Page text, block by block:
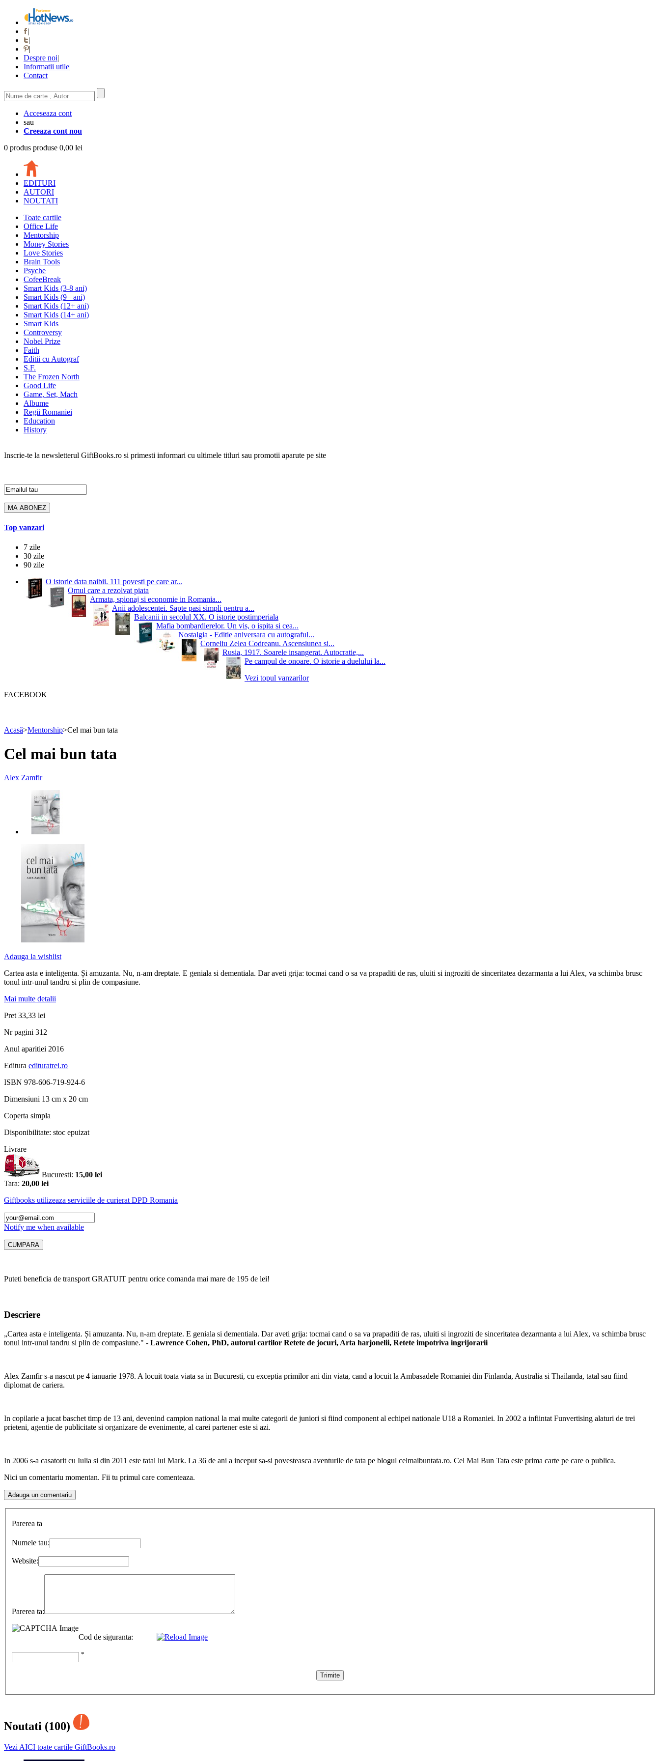
|
|
|
Despre noi|
Informatii utile|
Contact
Acceseaza cont
sau
Creeaza cont nou
0 produs produse 0,00 lei
EDITURI
AUTORI
NOUTATI
Toate cartile
Office Life
Mentorship
Money Stories
Love Stories
Brain Tools
Psyche
CofeeBreak
Smart Kids (3-8 ani)
Smart Kids (9+ ani)
Smart Kids (12+ ani)
Smart Kids (14+ ani)
Smart Kids
Controversy
Nobel Prize
Faith
Editii cu Autograf
S.F.
The Frozen North
Good Life
Game, Set, Mach
Albume
Regii Romaniei
Education
History
Inscrie-te la newsletterul GiftBooks.ro si primesti informari cu ultimele titluri sau promotii aparute pe site
Top vanzari
7 zile
30 zile
90 zile
O istorie data naibii. 111 povesti pe care ar...
Omul care a rezolvat piata
Armata, spionaj si economie in Romania...
Anii adolescentei. Sapte pasi simpli pentru a...
Balcanii in secolul XX. O istorie postimperiala
Mafia bombardierelor. Un vis, o ispita si cea...
Nostalgia - Editie aniversara cu autograful...
Corneliu Zelea Codreanu. Ascensiunea si...
Rusia, 1917. Soarele insangerat. Autocratie,...
Pe campul de onoare. O istorie a duelului la...
Vezi topul vanzarilor
FACEBOOK
Acasă>Mentorship>Cel mai bun tata
Cel mai bun tata
Alex Zamfir
Adauga la wishlist
Cartea asta e inteligenta. Și amuzanta. Nu, n-am dreptate. E geniala si dementiala. Dar aveti grija: tocmai cand o sa va prapaditi de ras, uluiti si ingroziti de sinceritatea dezarmanta a lui Alex, va schimba brusc
tonul intr-unul tandru si plin de compasiune.
Mai multe detalii
Pret 33,33 lei
Nr pagini 312
Anul aparitiei 2016
Editura edituratrei.ro
ISBN 978-606-719-924-6
Dimensiuni 13 cm x 20 cm
Coperta simpla
Disponibilitate: stoc epuizat
Livrare
Bucuresti: 15,00 lei
Tara: 20,00 lei
Giftbooks utilizeaza serviciile de curierat DPD Romania
Notify me when available
Puteti beneficia de transport GRATUIT pentru orice comanda mai mare de 195 de lei!
Descriere
„Cartea asta e inteligenta. Și amuzanta. Nu, n-am dreptate. E geniala si dementiala. Dar aveti grija: tocmai cand o sa va prapaditi de ras, uluiti si ingroziti de sinceritatea dezarmanta a lui Alex, va schimba brusc
tonul intr-unul tandru si plin de compasiune." - Lawrence Cohen, PhD, autorul cartilor Retete de jocuri, Arta harjonelii, Retete impotriva ingrijorarii
Alex Zamfir s-a nascut pe 4 ianuarie 1978. A locuit toata viata sa in Bucuresti, cu exceptia primilor ani din viata, cand a locuit la Ambasadele Romaniei din Finlanda, Australia si Thailanda, tatal sau fiind
diplomat de cariera.
In copilarie a jucat baschet timp de 13 ani, devenind campion national la mai multe categorii de juniori si fiind component al echipei nationale U18 a Romaniei. In 2002 a infiintat Funvertising alaturi de trei
prieteni, agentie de publicitate si organizare de evenimente, al carei partener este si azi.
In 2006 s-a casatorit cu Iulia si din 2011 este tatal lui Mark. La 36 de ani a inceput sa-si povesteasca aventurile de tata pe blogul celmaibuntata.ro. Cel Mai Bun Tata este prima carte pe care o publica.
Nici un comentariu momentan. Fii tu primul care comenteaza.
Parerea ta
Numele tau:
Website:
Parerea ta:
Cod de siguranta:
*
Noutati (100)
Vezi AICI toate cartile GiftBooks.ro